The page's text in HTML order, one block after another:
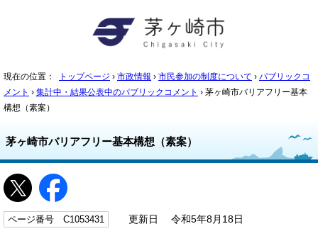
現在の位置： トップページ › 市政情報 › 市民参加の制度について › パブリックコ
メント › 集計中・結果公表中のパブリックコメント › 茅ヶ崎市バリアフリー基本
構想（素案）
茅ヶ崎市バリアフリー基本構想（素案）
ページ番号 C1053431 更新日 令和5年8月18日